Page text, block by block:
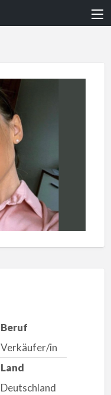
Beruf
Verkäufer/in
Land
Deutschland